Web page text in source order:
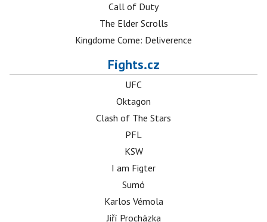
Call of Duty
The Elder Scrolls
Kingdome Come: Deliverence
Fights.cz
UFC
Oktagon
Clash of The Stars
PFL
KSW
I am Figter
Sumó
Karlos Vémola
Jiří Procházka